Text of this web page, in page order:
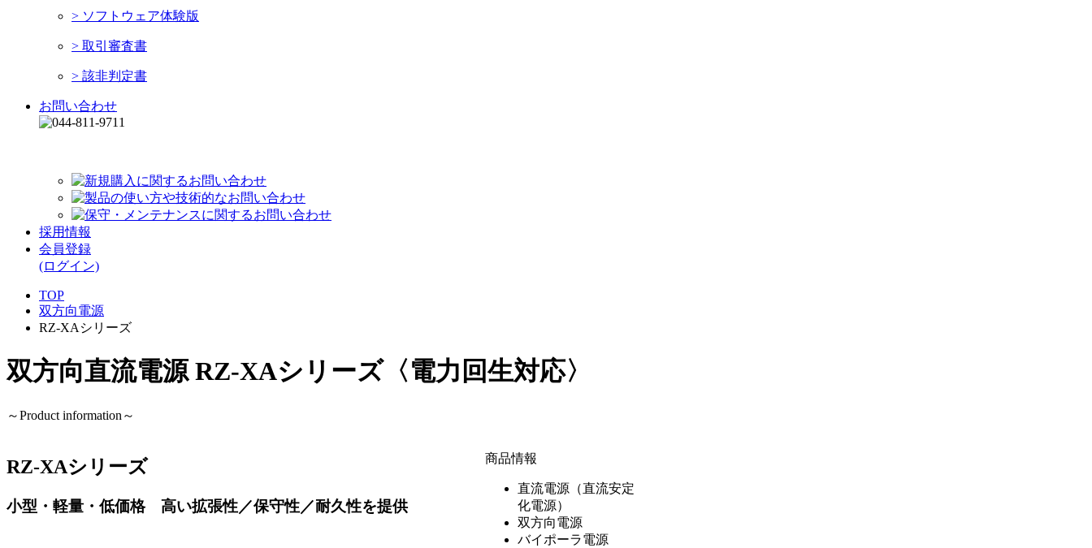
> ソフトウェア体験版
> 取引審査書
> 該非判定書
お問い合わせ
採用情報
会員登録
(ログイン)
TOP
双方向電源
RZ-XAシリーズ
双方向直流電源 RZ-XAシリーズ〈電力回生対応〉
～Product information～
RZ-XAシリーズ
小型・軽量・低価格 高い拡張性／保守性／耐久性を提供
商品情報
直流電源（直流安定
化電源）
DZ-Xシリーズ
ZX-Sシリーズ
双方向電源
RZ-XAシリーズ
バイポーラ電源